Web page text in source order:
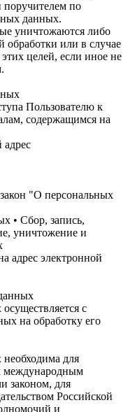
поручителем по
данных.
уничтожаются либо
обработки или в случае
целей, если иное не
Пользователю к
содержащимся на
"О персональных
• Сбор, запись,
уничтожение и
адрес электронной
с
на обработку его
для
международным
законом, для
Российской
и